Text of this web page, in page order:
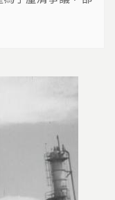
後不歡而散，白
聽證會又該如何
化、凝聚共識…